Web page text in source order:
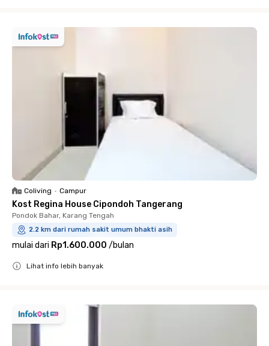
Coliving • Campur
Kost Regina House Cipondoh Tangerang
Pondok Bahar, Karang Tengah
2.2 km dari rumah sakit umum bhakti asih
mulai dari Rp1.600.000 /bulan
Lihat info lebih banyak